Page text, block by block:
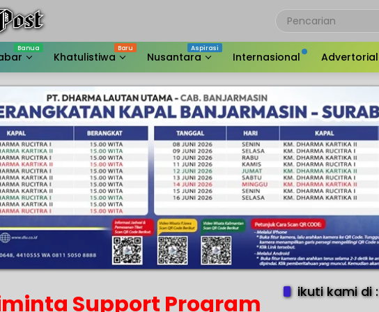
Khatulistiwa Nusantara Internasional Advertorial
Support Program
ikuti kami di :